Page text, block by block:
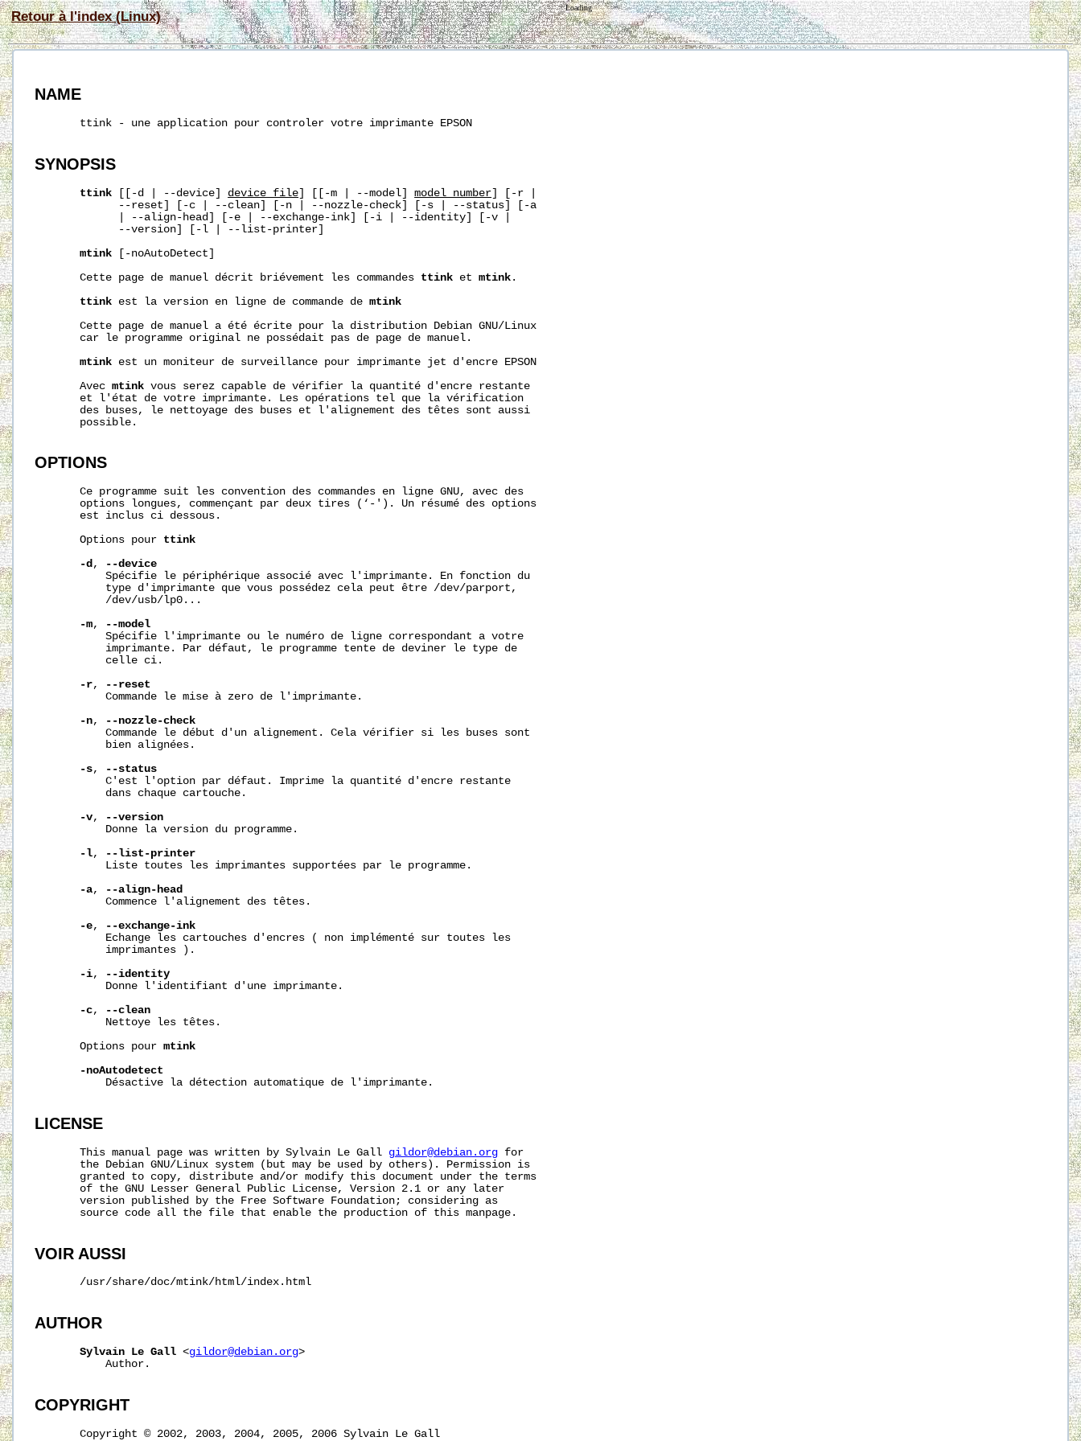
Retour à l'index (Linux)
Loading
NAME
       ttink - une application pour controler votre imprimante EPSON
SYNOPSIS
ttink [[-d | --device] device_file] [[-m | --model] model_number] [-r |
             --reset] [-c | --clean] [-n | --nozzle-check] [-s | --status] [-a
             | --align-head] [-e | --exchange-ink] [-i | --identity] [-v |
             --version] [-l | --list-printer]
mtink [-noAutoDetect]
       Cette page de manuel décrit briévement les commandes
ttink et mtink .
ttink est la version en ligne de commande de mtink
       Cette page de manuel a été écrite pour la distribution Debian GNU/Linux
       car le programme original ne possédait pas de page de manuel.
mtink est un moniteur de surveillance pour imprimante jet d'encre EPSON
       Avec
mtink vous serez capable de vérifier la quantité d'encre restante
       et l'état de votre imprimante. Les opérations tel que la vérification
       des buses, le nettoyage des buses et l'alignement des têtes sont aussi
       possible.
OPTIONS
       Ce programme suit les convention des commandes en ligne GNU, avec des
       options longues, commençant par deux tires (‘-'). Un résumé des options
       est inclus ci dessous.
       Options pour
ttink
-d,
--device
           Spécifie le périphérique associé avec l'imprimante. En fonction du
           type d'imprimante que vous possédez cela peut être /dev/parport,
           /dev/usb/lp0...
-m,
--model
           Spécifie l'imprimante ou le numéro de ligne correspondant a votre
           imprimante. Par défaut, le programme tente de deviner le type de
           celle ci.
-r,
--reset
           Commande le mise à zero de l'imprimante.
-n,
--nozzle-check
           Commande le début d'un alignement. Cela vérifier si les buses sont
           bien alignées.
-s,
--status
           C'est l'option par défaut. Imprime la quantité d'encre restante
           dans chaque cartouche.
-v,
--version
           Donne la version du programme.
-l,
--list-printer
           Liste toutes les imprimantes supportées par le programme.
-a,
--align-head
           Commence l'alignement des têtes.
-e,
--exchange-ink
           Echange les cartouches d'encres ( non implémenté sur toutes les
           imprimantes ).
-i,
--identity
           Donne l'identifiant d'une imprimante.
-c,
--clean
           Nettoye les têtes.
       Options pour
mtink
-noAutodetect
           Désactive la détection automatique de l'imprimante.
LICENSE
       This manual page was written by Sylvain Le Gall
gildor@debian.org for
       the Debian GNU/Linux system (but may be used by others). Permission is
       granted to copy, distribute and/or modify this document under the terms
       of the GNU Lesser General Public License, Version 2.1 or any later
       version published by the Free Software Foundation; considering as
       source code all the file that enable the production of this manpage.
VOIR AUSSI
       /usr/share/doc/mtink/html/index.html
AUTHOR
Sylvain Le Gall <gildor@debian.org>
           Author.
COPYRIGHT
       Copyright © 2002, 2003, 2004, 2005, 2006 Sylvain Le Gall